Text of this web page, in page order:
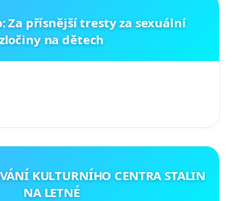
Za přísnější tresty za sexuální
zločiny na dětech
KULTURNÍHO CENTRA STALIN
NA LETNÉ